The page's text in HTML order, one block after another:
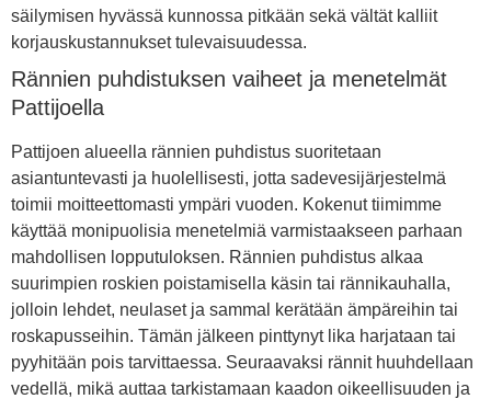
säilymisen hyvässä kunnossa pitkään sekä vältät kalliit
korjauskustannukset tulevaisuudessa.
Rännien puhdistuksen vaiheet ja menetelmät
Pattijoella
Pattijoen alueella rännien puhdistus suoritetaan
asiantuntevasti ja huolellisesti, jotta sadevesijärjestelmä
toimii moitteettomasti ympäri vuoden. Kokenut tiimimme
käyttää monipuolisia menetelmiä varmistaakseen parhaan
mahdollisen lopputuloksen. Rännien puhdistus alkaa
suurimpien roskien poistamisella käsin tai rännikauhalla,
jolloin lehdet, neulaset ja sammal kerätään ämpäreihin tai
roskapusseihin. Tämän jälkeen pinttynyt lika harjataan tai
pyyhitään pois tarvittaessa. Seuraavaksi rännit huuhdellaan
vedellä, mikä auttaa tarkistamaan kaadon oikeellisuuden ja